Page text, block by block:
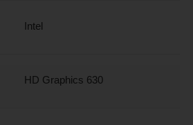
Intel
HD Graphics 630